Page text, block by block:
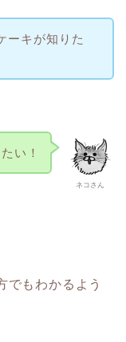
ーキが知りた
ネコさん
い！
でもわかるよう